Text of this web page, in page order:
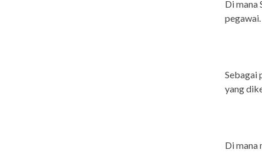
Di mana
pegawai.
Sebagai
yang
Di mana